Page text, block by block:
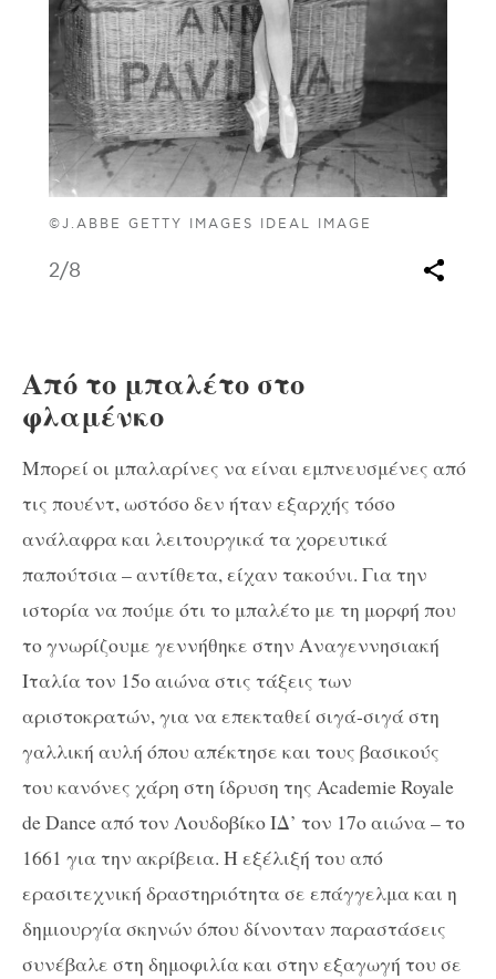
©J.ABBE GETTY IMAGES IDEAL IMAGE
2/8
Από το μπαλέτο στο
φλαμένκο
Μπορεί οι μπαλαρίνες να είναι εμπνευσμένες από
τις πουέντ, ωστόσο δεν ήταν εξαρχής τόσο
ανάλαφρα και λειτουργικά τα χορευτικά
παπούτσια – αντίθετα, είχαν τακούνι. Για την
ιστορία να πούμε ότι το μπαλέτο με τη μορφή που
το γνωρίζουμε γεννήθηκε στην Αναγεννησιακή
Ιταλία τον 15οαιώνα στις τάξεις των
αριστοκρατών, για να επεκταθεί σιγά-σιγά στη
γαλλική αυλή όπου απέκτησε και τους βασικούς
του κανόνες χάρη στη ίδρυση της Academie Royale
de Dance από τον Λουδοβίκο ΙΔ’ τον 17οαιώνα – το
1661 για την ακρίβεια. Η εξέλιξή του από
ερασιτεχνική δραστηριότητα σε επάγγελμα και η
δημιουργία σκηνών όπου δίνονταν παραστάσεις
συνέβαλε στη δημοφιλία και στην εξαγωγή του σε